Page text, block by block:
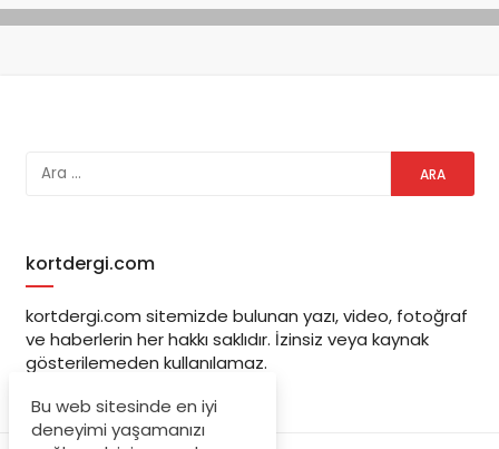
kortdergi.com
kortdergi.com sitemizde bulunan yazı, video, fotoğraf
ve haberlerin her hakkı saklıdır. İzinsiz veya kaynak
gösterilemeden kullanılamaz.
Bu web sitesinde en iyi
deneyimi yaşamanızı